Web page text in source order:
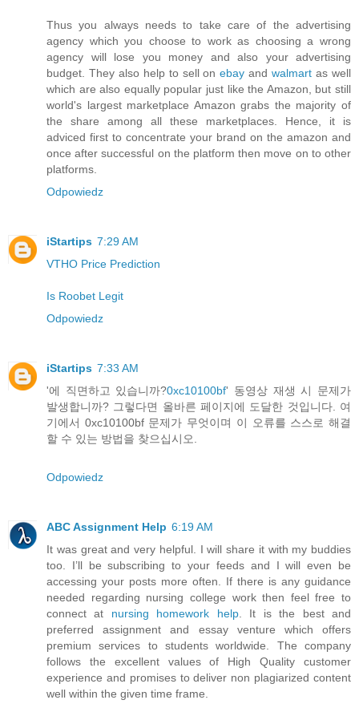
Thus you always needs to take care of the advertising
agency which you choose to work as choosing a wrong
agency will lose you money and also your advertising
budget. They also help to sell onebay andwalmart as well
which are also equally popular just like the Amazon, but still
world's largest marketplace Amazon grabs the majority of
the share among all these marketplaces. Hence, it is
adviced first to concentrate your brand on the amazon and
once after successful on the platform then move on to other
platforms.
Odpowiedz
iStartips 7:29 AM
VTHO Price Prediction
Is Roobet Legit
Odpowiedz
iStartips 7:33 AM
'에 직면하고 있습니까?0xc10100bf' 동영상 재생 시 문제가
발생합니까? 그렇다면 올바른 페이지에 도달한 것입니다. 여
기에서 0xc10100bf 문제가 무엇이며 이 오류를 스스로 해결
할 수 있는 방법을 찾으십시오.
Odpowiedz
ABC Assignment Help 6:19 AM
It was great and very helpful. I will share it with my buddies
too. I’ll be subscribing to your feeds and I will even be
accessing your posts more often. If there is any guidance
needed regarding nursing college work then feel free to
connect at nursing homework help. It is the best and
preferred assignment and essay venture which offers
premium services to students worldwide. The company
follows the excellent values of High Quality customer
experience and promises to deliver non plagiarized content
well within the given time frame.